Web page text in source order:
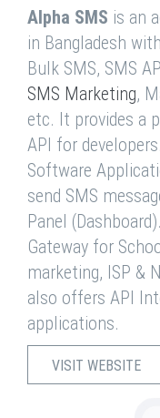
Alpha SMS is an
in Bangladesh
Bulk SMS, SMS
SMS Marketing,
etc. It provides a
API for
Software
send SMS
Panel
Gateway for
marketing, ISP &
also offers API
applications.
VISIT WEBSITE